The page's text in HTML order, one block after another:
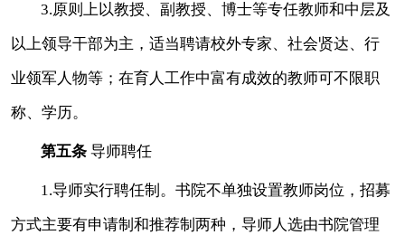
3.原则上以教授、副教授、博士等专任教师和中层及
以上领导干部为主，适当聘请校外专家、 社会贤达、 行
业领军人物等；在育人工作中富有成效的教师可不限职
称、学历。
第五条 导师聘任
1.导师实行聘任制。书院不单独设置教师岗位，招募
方式主要有申请制 和推荐制 两种，导师人选由书院管理